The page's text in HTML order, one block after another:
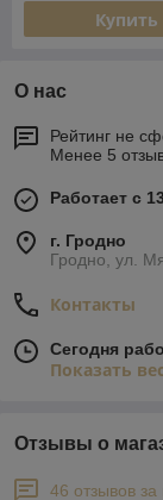
Купить
О нас
Рейтинг не
Менее 5
Работает с
г. Гродно
Гродно, ул.
Контакты
Сегодня
Показать
Отзывы о
46 отзывов